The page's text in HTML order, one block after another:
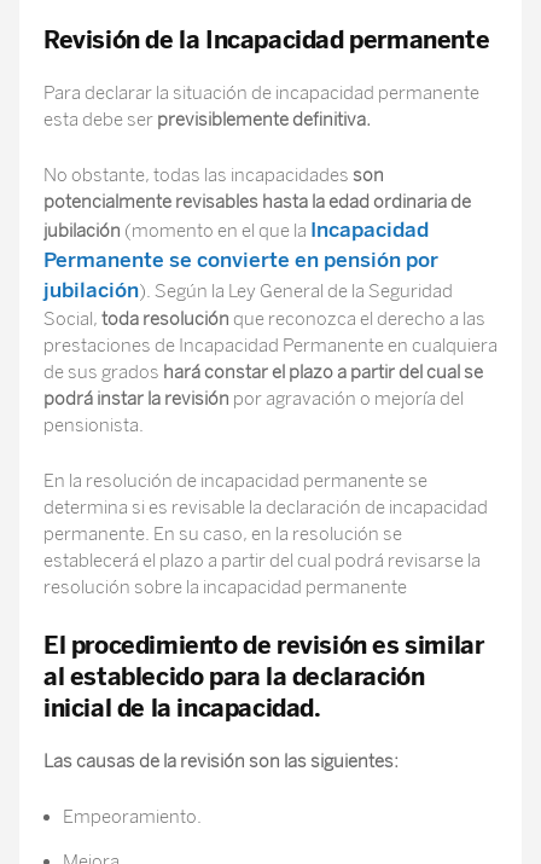
Revisión de la Incapacidad permanente
Para declarar la situación de incapacidad permanente
esta debe ser previsiblemente definitiva.
No obstante, todas las incapacidades son
potencialmente revisables hasta la edad ordinaria de
jubilación (momento en el que la Incapacidad
Permanente se convierte en pensión por
jubilación). Según la Ley General de la Seguridad
Social, toda resolución que reconozca el derecho a las
prestaciones de Incapacidad Permanente en cualquiera
de sus grados hará constar el plazo a partir del cual se
podrá instar la revisión por agravación o mejoría del
pensionista.
En la resolución de incapacidad permanente se
determina si es revisable la declaración de incapacidad
permanente. En su caso, en la resolución se
establecerá el plazo a partir del cual podrá revisarse la
resolución sobre la incapacidad permanente
El procedimiento de revisión es similar
al establecido para la declaración
inicial de la incapacidad.
Las causas de la revisión son las siguientes:
Empeoramiento.